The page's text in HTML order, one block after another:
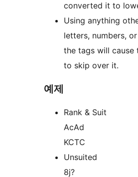
converted it to
Using anything
letters, numbers,
the tags will cause
to skip over it.
예제
Rank & Suit
AcAd
KCTC
Unsuited
8j?